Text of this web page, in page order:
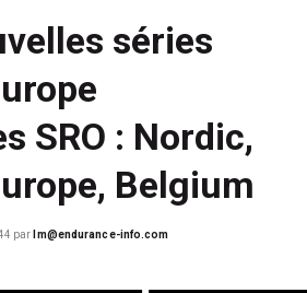
séries
SRO : Nordic,
Belgium
par lm@endurance-info.com